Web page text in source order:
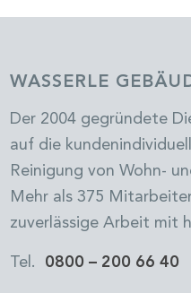
WASSERLE
Der 2004 gegründete
auf die
Reinigung von Wohn-
Mehr als 375
zuverlässige Arbeit mit
Tel. 0800 – 200 66 40